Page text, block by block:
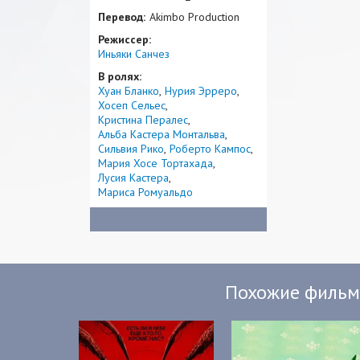
Перевод: Akimbo Production
Режиссер:
Иньяки Санчез
В ролях:
Хуан Бланко Нурия Эрреро
Хосеп Сельес
Кристина Пералес
Альба Кастера Монтальва
Сильвия Рико Роберто Кампос
Мария Хосе Тортахада
Лусия Кастера
Мариса Ромуальдо
Похожие